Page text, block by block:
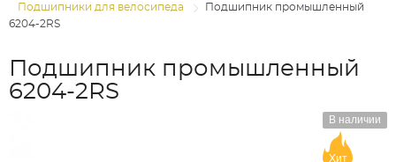
Подшипники для велосипеда
Подшипник промышленный
6204-2RS
Подшипник промышленный
6204-2RS
В наличии
Хит